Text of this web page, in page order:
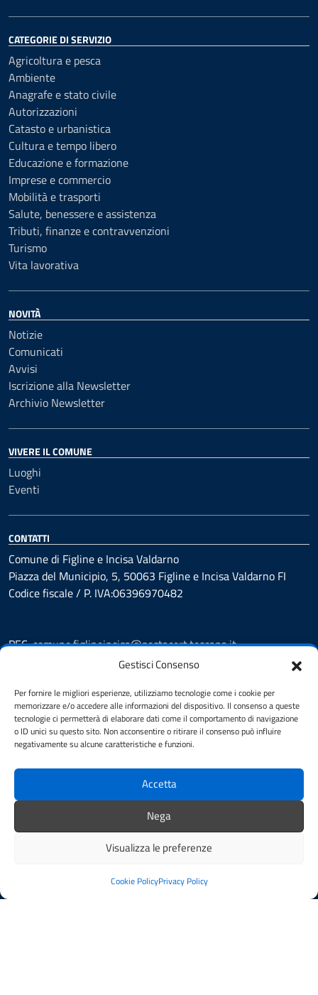
Gestisci Consenso
Per fornire le migliori esperienze, utilizziamo tecnologie come i cookie per
memorizzare e/o accedere alle informazioni del dispositivo. Il consenso a queste
tecnologie ci permetterà di elaborare dati come il comportamento di navigazione
o ID unici su questo sito. Non acconsentire o ritirare il consenso può influire
negativamente su alcune caratteristiche e funzioni.
Accetta
Nega
Visualizza le preferenze
Cookie PolicyPrivacy Policy
CATEGORIE DI SERVIZIO
Agricoltura e pesca
Ambiente
Anagrafe e stato civile
Autorizzazioni
Catasto e urbanistica
Cultura e tempo libero
Educazione e formazione
Imprese e commercio
Mobilità e trasporti
Salute, benessere e assistenza
Tributi, finanze e contravvenzioni
Turismo
Vita lavorativa
NOVITÀ
Notizie
Comunicati
Avvisi
Iscrizione alla Newsletter
Archivio Newsletter
VIVERE IL COMUNE
Luoghi
Eventi
CONTATTI
Comune di Figline e Incisa Valdarno
Piazza del Municipio, 5, 50063 Figline e Incisa Valdarno FI
Codice fiscale / P. IVA:06396970482
PEC:comune.figlineincisa@postacert.toscana.it
Centralino unico: 05591251
Leggi le FAQ
Prenotazione appuntamento
Segnalazione disservizio
Whistleblowing
Amministrazione trasparente fino al 29/10/2024
Albo Pretorio
Cookie Policy